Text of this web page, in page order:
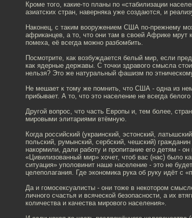
Кроме того, какие-то планы по «стабилизации
азиатских стран, наверняка уже создаются, и
Наконец, с таким вооружением США по-прежнему
африканцев, а то, что они там в своей Африке мрут
помеха, её всегда можно разбомбить.
Посмотрите, как возбуждается белый мир, если
как ядерные державы. С точки здравого смысла
нельзя? Это же натуральный фашизм по
Не мешает к тому же помнить, что США - одна из
прибывает. А то, что это население не всегда
Другой вопрос, что часть Европы и, тем более,
мировыми элитариями втёмную.
Когда российский (украинский, эстонский,
польский, румынский, сербский, чешский)
накормили, дали работу и пропитание его детям -
«Цивилизованный мир» хочет, чтоб вас (нас) было
ситуация» уполовинит наше население - это не
целеполагания. Где экономика рука об руку идёт с
Да и гомосексуалисты - они тоже в некотором
личного счастья и всяческой безопасности, а их
количества и качества мирового населения».